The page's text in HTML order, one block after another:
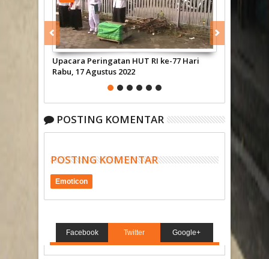
Upacara Peringatan HUT RI ke-77 Hari
Rabu, 17 Agustus 2022
Penerapan
POSTING KOMENTAR
POSTING KOMENTAR
Emoticon
Facebook Twitter Google+